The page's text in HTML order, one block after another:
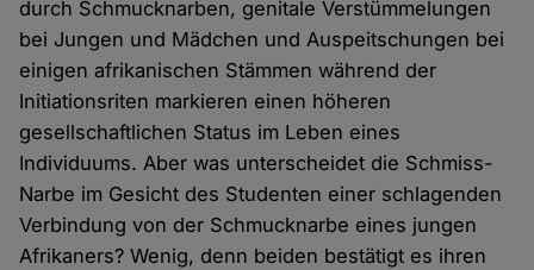
durch Schmucknarben, genitale Verstümmelungen
bei Jungen und Mädchen und Auspeitschungen bei
einigen afrikanischen Stämmen während der
Initiationsriten markieren einen höheren
gesellschaftlichen Status im Leben eines
Individuums. Aber was unterscheidet die Schmiss-
Narbe im Gesicht des Studenten einer schlagenden
Verbindung von der Schmucknarbe eines jungen
Afrikaners? Wenig, denn beiden bestätigt es ihren